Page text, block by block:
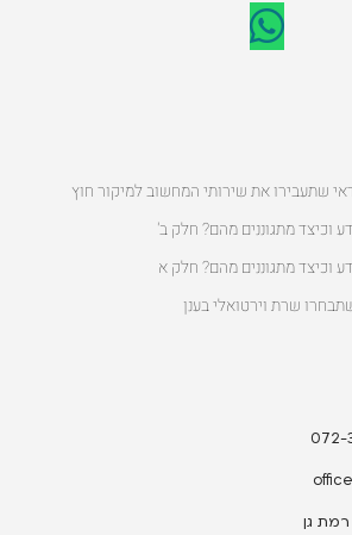
שתעבירו את שירותי המחשוב למיקור חוץ
וכיצד מתגוננים מהם? חלק ב'
וכיצד מתגוננים מהם? חלק א